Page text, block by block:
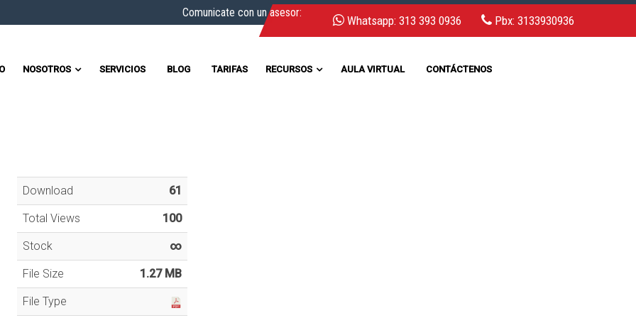
Comunicate con un asesor:
Whatsapp: 313 393 0936 Pbx: 3133930936
NOSOTROS SERVICIOS BLOG TARIFAS RECURSOS AULA VIRTUAL CONTÁCTENOS
Download 61
Total Views 100
Stock ∞
File Size 1.27 MB
File Type